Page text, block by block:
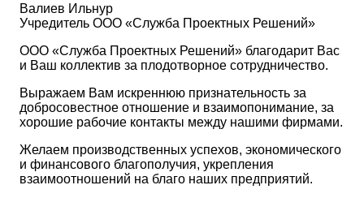
Валиев Ильнур
Учредитель ООО «Служба Проектных Решений»
ООО «Служба Проектных Решений» благодарит Вас
и Ваш коллектив за плодотворное сотрудничество.
Выражаем Вам искреннюю признательность за
добросовестное отношение и взаимопонимание, за
хорошие рабочие контакты между нашими фирмами.
Желаем производственных успехов, экономического
и финансового благополучия, укрепления
взаимоотношений на благо наших предприятий.